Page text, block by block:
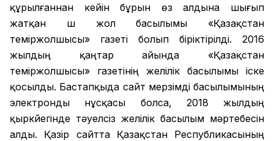
құрылғаннан кейін бұрын өз алдына шығып
жатқан үш жол басылымы «Қазақстан
теміржолшысы» газеті болып біріктірілді. 2016
жылдың қаңтар айында «Қазақстан
теміржолшысы» газетінің желілік басылымы іске
қосылды. Бастапқыда сайт мерзімді басылымының
электронды нұсқасы болса, 2018 жылдың
қыркүйегінде тәуелсіз желілік басылым мәртебесін
алды. Қазір сайтта Қазақстан Республикасының